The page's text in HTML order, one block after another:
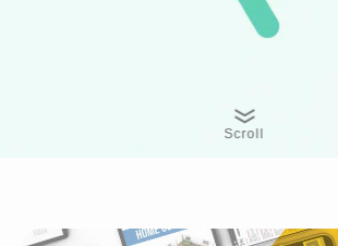
Scroll